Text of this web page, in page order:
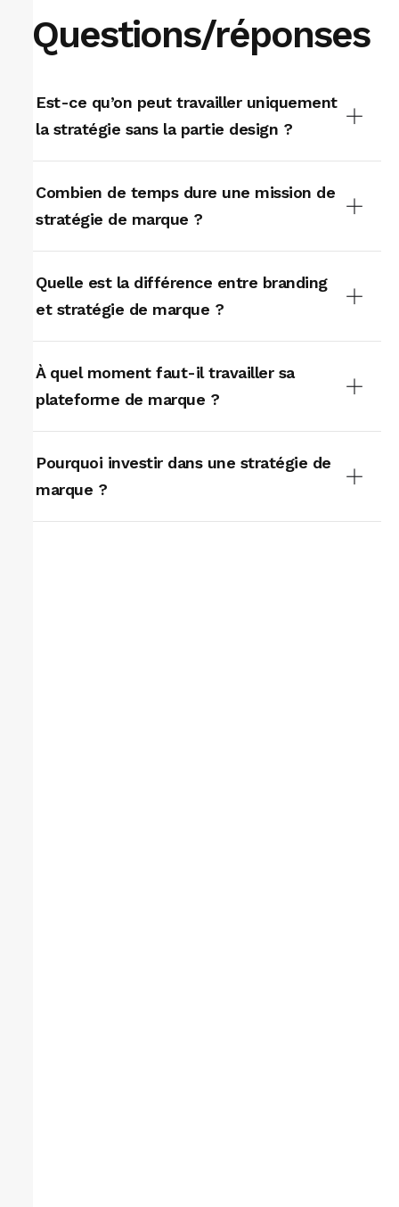
Questions/réponses
Est-ce qu’on peut travailler uniquement
la stratégie sans la partie design ?
Combien de temps dure une mission de
stratégie de marque ?
Quelle est la différence entre branding
et stratégie de marque ?
À quel moment faut-il travailler sa
plateforme de marque ?
Pourquoi investir dans une stratégie de
marque ?